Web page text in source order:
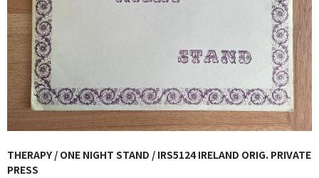
新譜
GG RECORD （当店のレーベル）
全商品
JAZZ-US
BLUE NOTE
JAZZ-EU
THERAPY / ONE NIGHT STAND / IRS5124 IRELAND ORIG. PRIVATE
PRESS